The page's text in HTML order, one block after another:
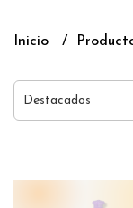
Inicio